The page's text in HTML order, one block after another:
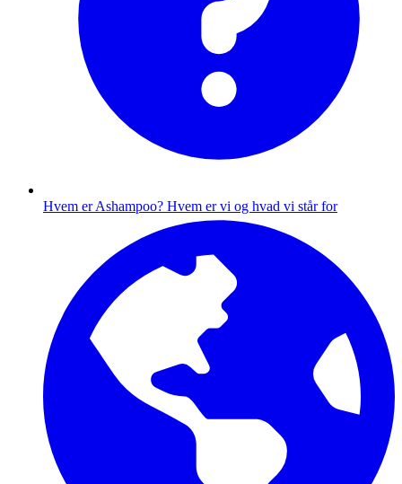
Hvem er Ashampoo? Hvem er vi og hvad vi står for